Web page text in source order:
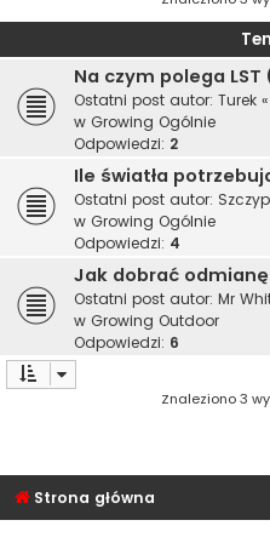
Na czym polega
Ostatni post autor: Turek «
w Growing Ogólnie
Odpowiedzi: 2
Ile światła
Ostatni post autor:
w Growing Ogólnie
Odpowiedzi: 4
Jak dobrać
Ostatni post autor: Mr
w Growing Outdoor
Odpowiedzi: 6
Znaleziono 3
Strona główna